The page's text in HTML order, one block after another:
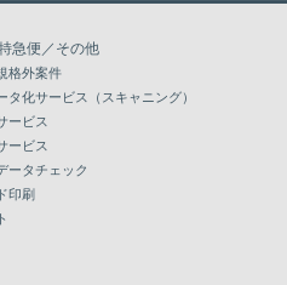
急便／その他
格外案件
タ化サービス（スキャニング）
ービス
ービス
ータチェック
印刷